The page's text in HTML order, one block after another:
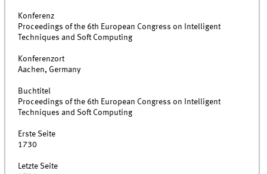
Konferenz
Proceedings of the 6th European Congress on Intelligent
Techniques and Soft Computing
Konferenzort
Aachen, Germany
Buchtitel
Proceedings of the 6th European Congress on Intelligent
Techniques and Soft Computing
Erste Seite
1730
Letzte Seite